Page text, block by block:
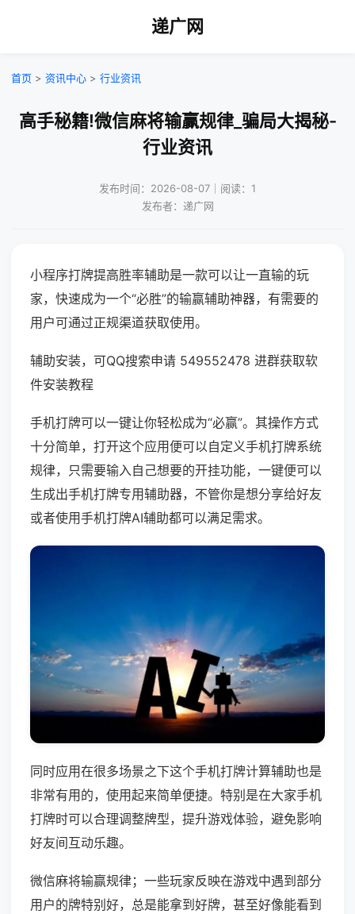
递广网
首页 > 资讯中心 > 行业资讯
高手秘籍!微信麻将输赢规律_骗局大揭秘-
行业资讯
发布时间：2026-08-07｜阅读：1
发布者：递广网
小程序打牌提高胜率辅助是一款可以让一直输的玩
家，快速成为一个“必胜”的输赢辅助神器，有需要的
用户可通过正规渠道获取使用。
辅助安装，可QQ搜索申请 549552478 进群获取软
件安装教程
手机打牌可以一键让你轻松成为“必赢”。其操作方式
十分简单，打开这个应用便可以自定义手机打牌系统
规律，只需要输入自己想要的开挂功能，一键便可以
生成出手机打牌专用辅助器，不管你是想分享给好友
或者使用手机打牌AI辅助都可以满足需求。
同时应用在很多场景之下这个手机打牌计算辅助也是
非常有用的，使用起来简单便捷。特别是在大家手机
打牌时可以合理调整牌型，提升游戏体验，避免影响
好友间互动乐趣。
微信麻将输赢规律；一些玩家反映在游戏中遇到部分
用户的牌特别好，总是能拿到好牌，甚至好像能看到